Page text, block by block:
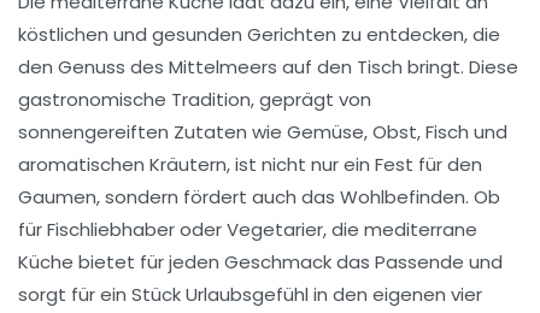
köstlichen und gesunden Gerichten zu entdecken, die
den Genuss des Mittelmeers auf den Tisch bringt. Diese
gastronomische Tradition, geprägt von
sonnengereiften Zutaten wie Gemüse,Obst,Fisch und
aromatischen Kräutern, ist nicht nur ein Fest für den
Gaumen, sondern fördert auch das Wohlbefinden. Ob
fürFischliebhaberoderVegetarier, die mediterrane
Küche bietet für jeden Geschmack das Passende und
sorgt für ein StückUrlaubsgefühl in den eigenen vier